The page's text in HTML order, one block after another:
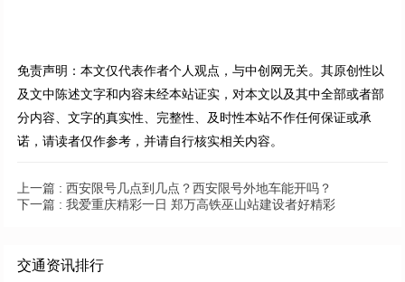
免责声明：本文仅代表作者个人观点，与中创网无关。其原创性以
及文中陈述文字和内容未经本站证实，对本文以及其中全部或者部
分内容、文字的真实性、完整性、及时性本站不作任何保证或承
诺，请读者仅作参考，并请自行核实相关内容。
上一篇 : 西安限号几点到几点？西安限号外地车能开吗？
下一篇 : 我爱重庆精彩一日 郑万高铁巫山站建设者好精彩
交通资讯排行